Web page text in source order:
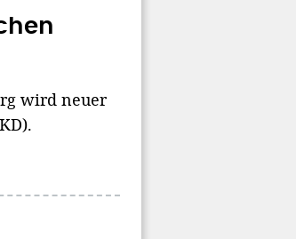
wird neuer